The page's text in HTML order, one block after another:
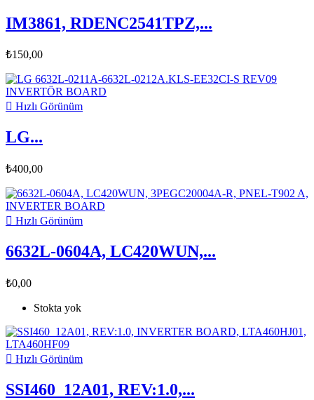
IM3861, RDENC2541TPZ,...
₺150,00
 Hızlı Görünüm
LG...
₺400,00
 Hızlı Görünüm
6632L-0604A, LC420WUN,...
₺0,00
Stokta yok
 Hızlı Görünüm
SSI460_12A01, REV:1.0,...